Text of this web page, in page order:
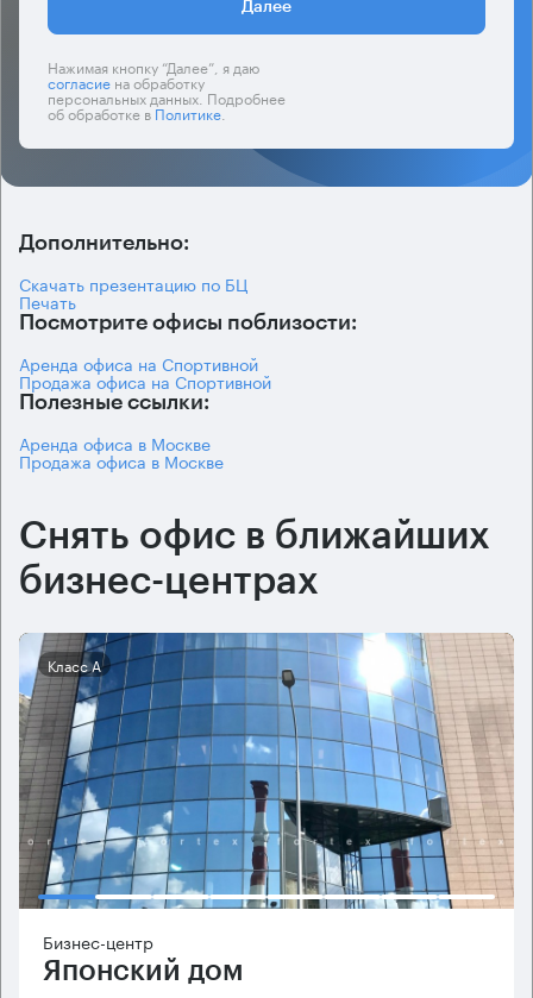
Далее
Нажимая кнопку “Далее”, я даю
согласиена обработку
персональных данных. Подробнее
об обработке вПолитике.
Дополнительно:
Скачать презентацию по БЦ
Печать
Посмотрите офисы поблизости:
Аренда офиса на Спортивной
Продажа офиса на Спортивной
Полезные ссылки:
Аренда офиса в Москве
Продажа офиса в Москве
Снять офис в ближайших
бизнес-центрах
Класс А
Бизнес-центр
Японский дом